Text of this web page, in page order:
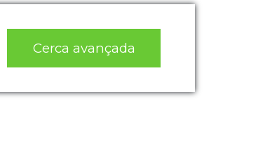
Cerca avançada